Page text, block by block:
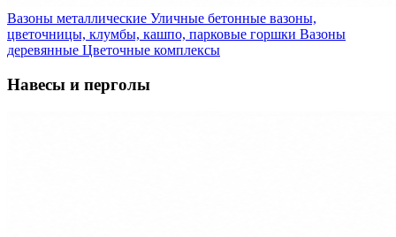
Вазоны металлические Уличные бетонные вазоны,
цветочницы, клумбы, кашпо, парковые горшки Вазоны
деревянные Цветочные комплексы
Навесы и перголы